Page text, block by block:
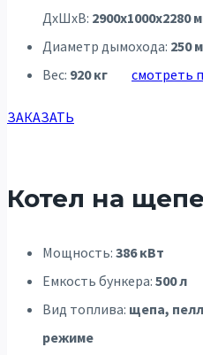
ДхШхВ: 2900х1000х2280
Диаметр дымохода: 250
Вес: 920 кг смотреть
ЗАКАЗАТЬ
Котел на щепе
Мощность: 386 кВт
Емкость бункера: 500 л
Вид топлива: щепа,
режиме